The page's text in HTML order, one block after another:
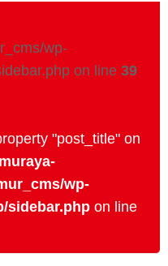
wp-
on line 39
"post_title" on
wp-
sidebar.php on line